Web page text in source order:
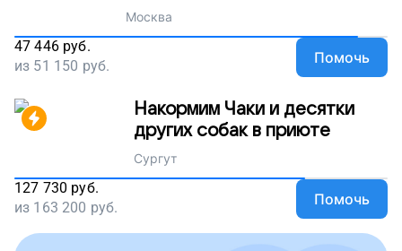
Москва
47 446 руб.
из 51 150 руб. Помочь
Накормим Чаки и десятки
других собак в приюте
Сургут
127 730 руб.
из 163 200 руб. Помочь